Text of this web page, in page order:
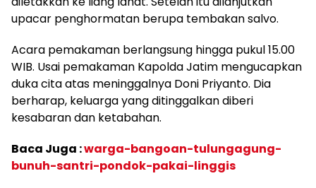
upacar penghormatan berupa tembakan salvo.
Acara pemakaman berlangsung hingga pukul 15.00
WIB. Usai pemakaman Kapolda Jatim mengucapkan
duka cita atas meninggalnya Doni Priyanto. Dia
berharap, keluarga yang ditinggalkan diberi
kesabaran dan ketabahan.
Baca Juga :warga-bangoan-tulungagung-
bunuh-santri-pondok-pakai-linggis